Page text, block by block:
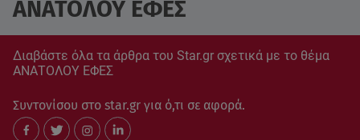
ΑΝΑΤΟΛΟΥ ΕΦΕΣ
Διαβάστε όλα τα άρθρα του Star.gr σχετικά με το θέμα
ΑΝΑΤΟΛΟΥ ΕΦΕΣ
Συντονίσου στο star.gr για ό,τι σε αφορά.